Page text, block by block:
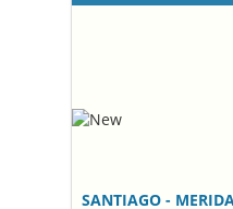
SANTIAGO -